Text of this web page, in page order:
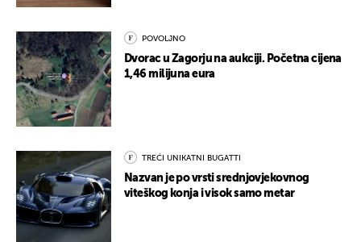
POVOLJNO
Dvorac u Zagorju na aukciji. Početna cijena
1,46 milijuna eura
TREĆI UNIKATNI BUGATTI
Nazvan je po vrsti srednjovjekovnog
viteškog konja i visok samo metar